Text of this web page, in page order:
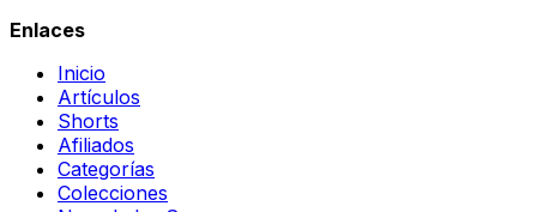
Enlaces
Inicio
Artículos
Shorts
Afiliados
Categorías
Colecciones